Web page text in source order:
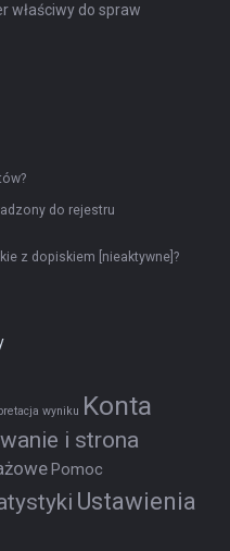
właściwy do spraw
do rejestru
z dopiskiem [nieaktywne]?
wyniku Konta
i strona
Pomoc
Ustawienia